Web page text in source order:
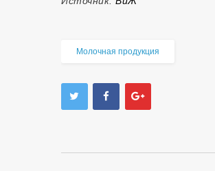
Молочная продукция